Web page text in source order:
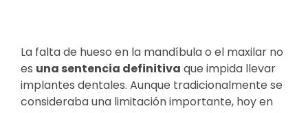
La falta de hueso en la mandíbula o el maxilar no
es una sentencia definitiva que impida llevar
implantes dentales. Aunque tradicionalmente se
consideraba una limitación importante, hoy en